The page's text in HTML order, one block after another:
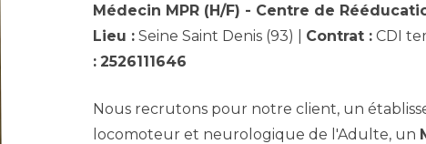
Médecin MPR (H/F) - Centre de
Lieu : Seine Saint Denis (93) | Contrat : CDI
: 2526111646
Nous recrutons pour notre client, un
locomoteur et neurologique de l'Adulte, un